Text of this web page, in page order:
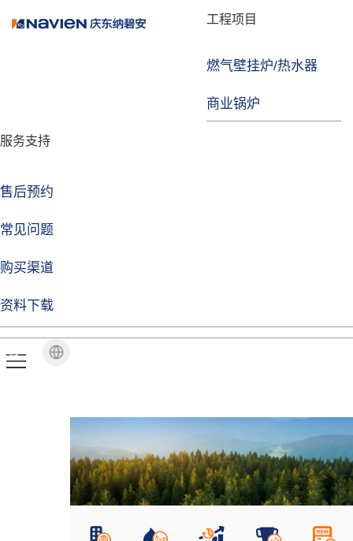
工程项目
燃气壁挂炉/热水器
商业锅炉
服务支持
售后预约
常见问题
购买渠道
资料下载
品牌故事
技术实力
企业动态
焦点注册Life
品牌视角